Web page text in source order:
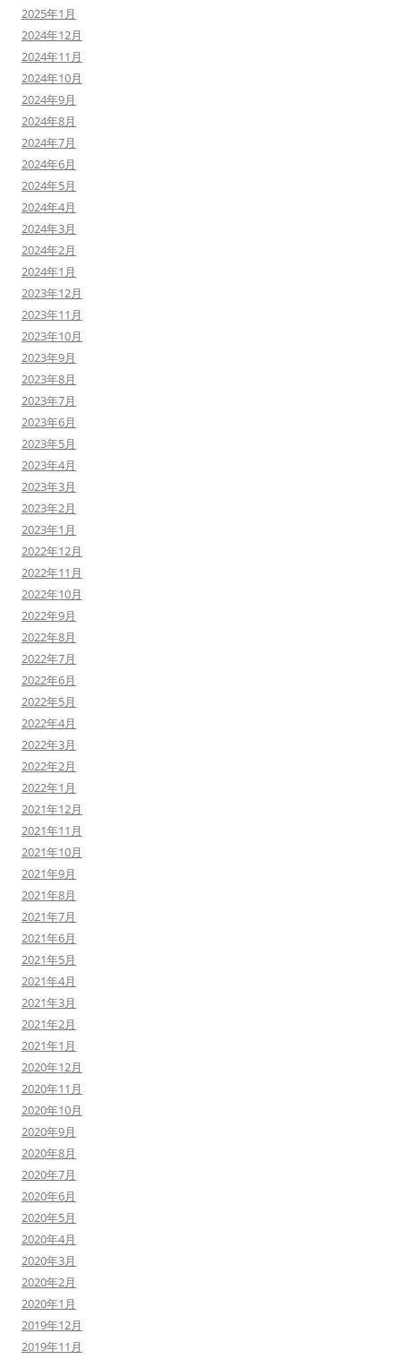
2025年1月
2024年12月
2024年11月
2024年10月
2024年9月
2024年8月
2024年7月
2024年6月
2024年5月
2024年4月
2024年3月
2024年2月
2024年1月
2023年12月
2023年11月
2023年10月
2023年9月
2023年8月
2023年7月
2023年6月
2023年5月
2023年4月
2023年3月
2023年2月
2023年1月
2022年12月
2022年11月
2022年10月
2022年9月
2022年8月
2022年7月
2022年6月
2022年5月
2022年4月
2022年3月
2022年2月
2022年1月
2021年12月
2021年11月
2021年10月
2021年9月
2021年8月
2021年7月
2021年6月
2021年5月
2021年4月
2021年3月
2021年2月
2021年1月
2020年12月
2020年11月
2020年10月
2020年9月
2020年8月
2020年7月
2020年6月
2020年5月
2020年4月
2020年3月
2020年2月
2020年1月
2019年12月
2019年11月